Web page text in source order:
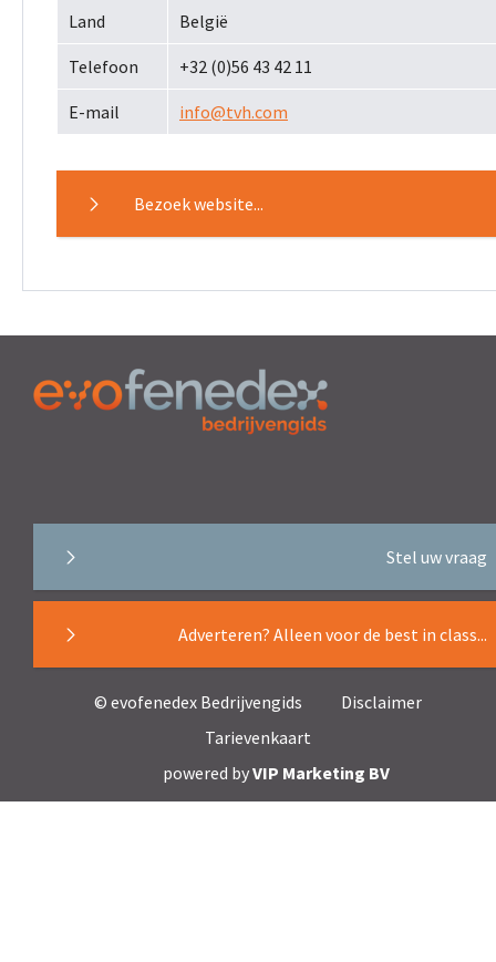
Land België
Telefoon +32 (0)56 43 42 11
E-mail info@tvh.com
Bezoek website...
Stel uw vraag
Adverteren? Alleen voor de best in class...
© evofenedex Bedrijvengids
Disclaimer
Tarievenkaart
powered byVIP Marketing BV